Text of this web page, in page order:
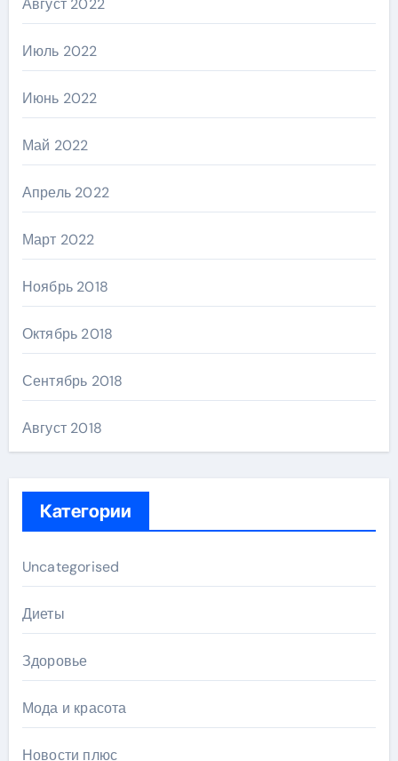
Август 2022
Июль 2022
Июнь 2022
Май 2022
Апрель 2022
Март 2022
Ноябрь 2018
Октябрь 2018
Сентябрь 2018
Август 2018
Категории
Uncategorised
Диеты
Здоровье
Мода и красота
Новости плюс